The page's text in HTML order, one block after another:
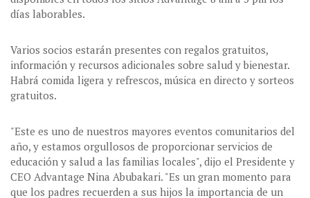
días laborables.
Varios socios estarán presentes con regalos gratuitos,
información y recursos adicionales sobre salud y bienestar.
Habrá comida ligera y refrescos, música en directo y sorteos
gratuitos.
"Este es uno de nuestros mayores eventos comunitarios del
año, y estamos orgullosos de proporcionar servicios de
educación y salud a las familias locales", dijo el Presidente y
CEO Advantage Nina Abubakari. "Es un gran momento para
que los padres recuerden a sus hijos la importancia de un